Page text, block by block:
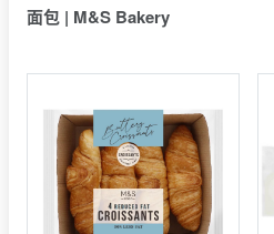
面包 | M&S Bakery